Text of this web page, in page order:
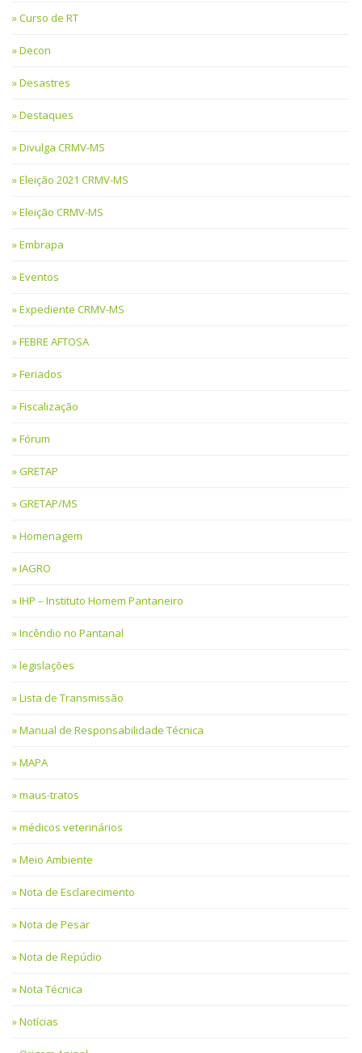
Curso de RT
Decon
Desastres
Destaques
Divulga CRMV-MS
Eleição 2021 CRMV-MS
Eleição CRMV-MS
Embrapa
Eventos
Expediente CRMV-MS
FEBRE AFTOSA
Feriados
Fiscalização
Fórum
GRETAP
GRETAP/MS
Homenagem
IAGRO
IHP – Instituto Homem Pantaneiro
Incêndio no Pantanal
legislações
Lista de Transmissão
Manual de Responsabilidade Técnica
MAPA
maus-tratos
médicos veterinários
Meio Ambiente
Nota de Esclarecimento
Nota de Pesar
Nota de Repúdio
Nota Técnica
Notícias